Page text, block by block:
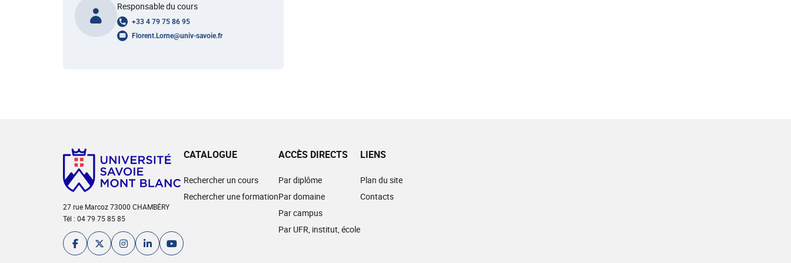
Responsable du cours
+33 4 79 75 86 95
Florent.Lorne@univ-savoie.fr
27 rue Marcoz 73000 CHAMBÉRY
Tél : 04 79 75 85 85
CATALOGUE
Rechercher un cours
Rechercher une formation
ACCÈS DIRECTS
Par diplôme
Par domaine
Par campus
Par UFR, institut, école
LIENS
Plan du site
Contacts